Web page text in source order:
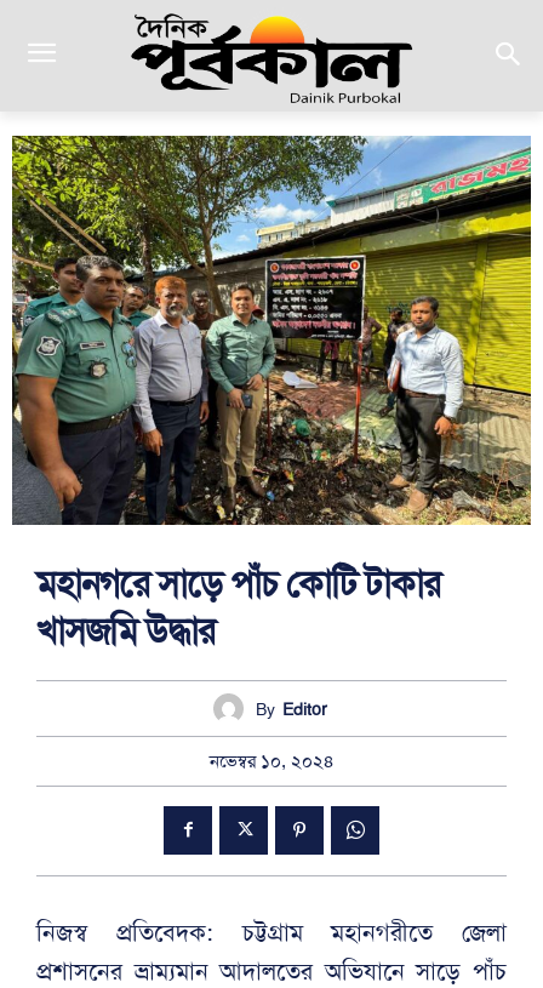
মহানগরে সাড়ে পাঁচ কোটি টাকার
খাসজমি উদ্ধার
By Editor
নভেম্বর ১০, ২০২৪
নিজস্ব প্রতিবেদক: চট্টগ্রাম মহানগরীতে জেলা
প্রশাসনের ভ্রাম্যমান আদালতের অভিযানে সাড়ে পাঁচ